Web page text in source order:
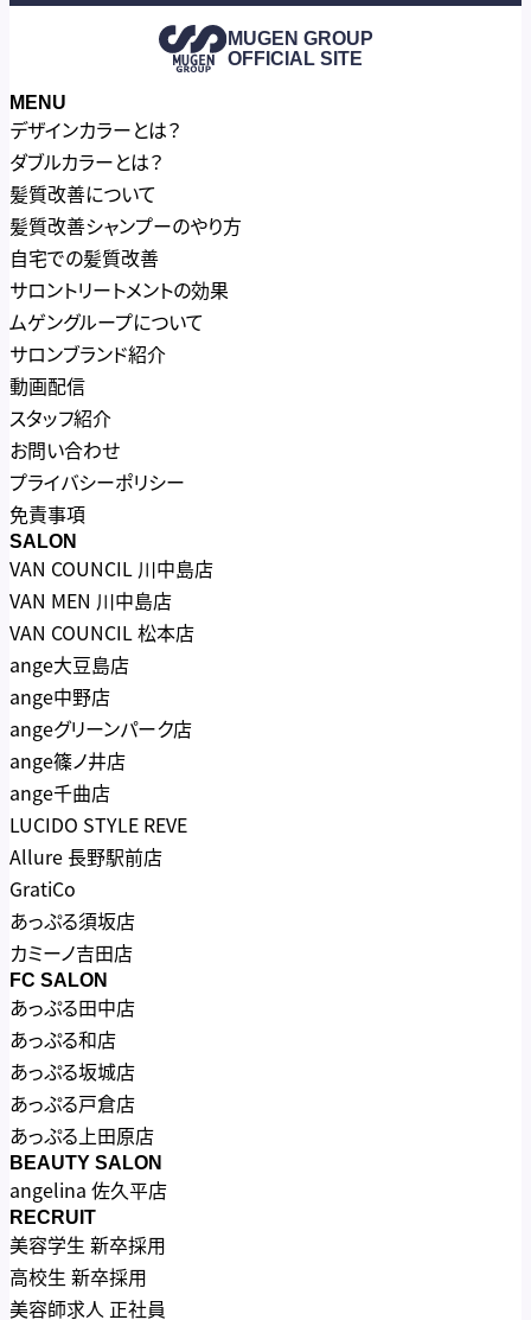
MUGEN GROUP
OFFICIAL SITE
MENU
デザインカラーとは？
ダブルカラーとは？
髪質改善について
髪質改善シャンプーのやり方
自宅での髪質改善
サロントリートメントの効果
ムゲングループについて
サロンブランド紹介
動画配信
スタッフ紹介
お問い合わせ
プライバシーポリシー
免責事項
SALON
VAN COUNCIL 川中島店
VAN MEN 川中島店
VAN COUNCIL 松本店
ange大豆島店
ange中野店
angeグリーンパーク店
ange篠ノ井店
ange千曲店
LUCIDO STYLE REVE
Allure 長野駅前店
GratiCo
あっぷる須坂店
カミーノ吉田店
FC SALON
あっぷる田中店
あっぷる和店
あっぷる坂城店
あっぷる戸倉店
あっぷる上田原店
BEAUTY SALON
angelina 佐久平店
RECRUIT
美容学生 新卒採用
高校生 新卒採用
美容師求人 正社員